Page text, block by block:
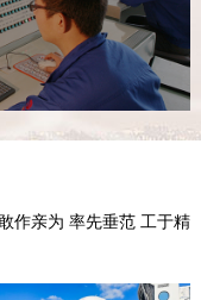
作亲为 率先垂范 工于精